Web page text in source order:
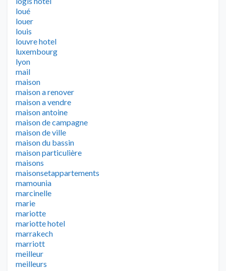
loué
louer
louis
louvre hotel
luxembourg
lyon
mail
maison
maison a renover
maison a vendre
maison antoine
maison de campagne
maison de ville
maison du bassin
maison particulière
maisons
maisonsetappartements
mamounia
marcinelle
marie
mariotte
mariotte hotel
marrakech
marriott
meilleur
meilleurs